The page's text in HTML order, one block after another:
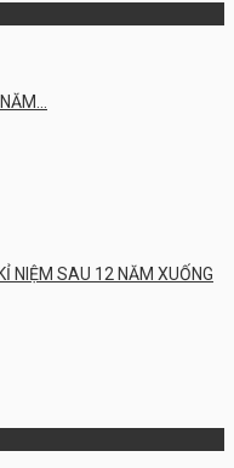
NIỆM SAU 12 NĂM XUỐNG